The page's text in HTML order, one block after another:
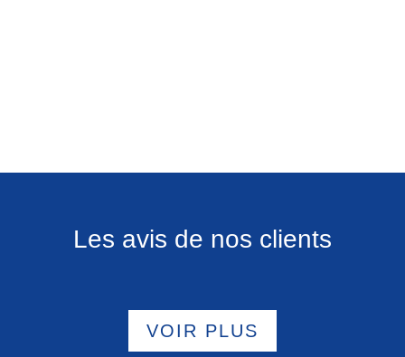
Les avis de nos clients
VOIR PLUS